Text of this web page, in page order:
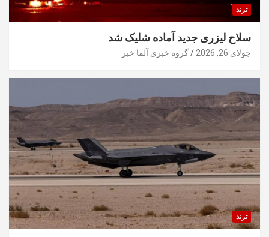
ترند
سلاح لیزری جدید آماده شلیک شد
جولای 26, 2026 گروه خبری آلما خبر
ترند